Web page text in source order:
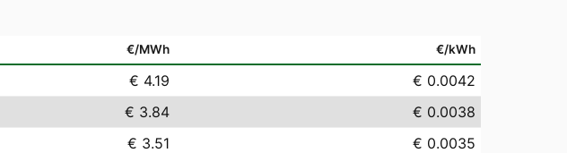
€/MWh €/kWh
€ 4.19
€ 0.0042
€ 3.84
€ 0.0038
€ 3.51
€ 0.0035